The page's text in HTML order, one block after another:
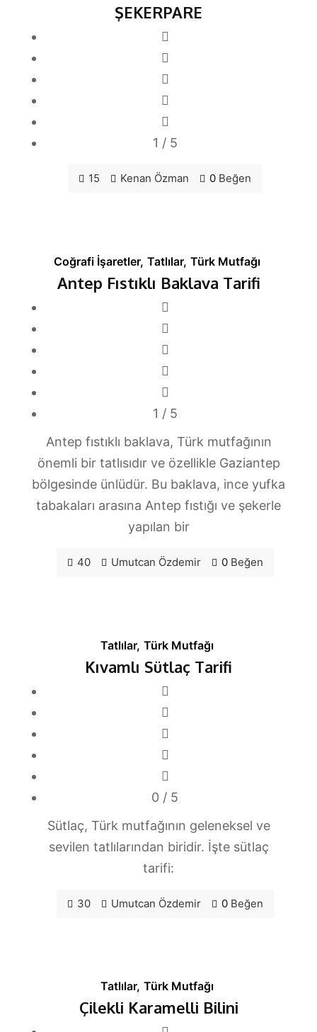
ŞEKERPARE
1 / 5
15 Kenan Özman 0 Beğen
Coğrafi İşaretler, Tatlılar, Türk Mutfağı
Antep Fıstıklı Baklava Tarifi
1 / 5
Antep fıstıklı baklava, Türk mutfağının
önemli bir tatlısıdır ve özellikle Gaziantep
bölgesinde ünlüdür. Bu baklava, ince yufka
tabakaları arasına Antep fıstığı ve şekerle
yapılan bir
40 Umutcan Özdemir 0Beğen
Tatlılar, Türk Mutfağı
Kıvamlı Sütlaç Tarifi
0 / 5
Sütlaç, Türk mutfağının geleneksel ve
sevilen tatlılarından biridir. İşte sütlaç
tarifi:
30 Umutcan Özdemir 0Beğen
Tatlılar, Türk Mutfağı
Çilekli Karamelli Bilini